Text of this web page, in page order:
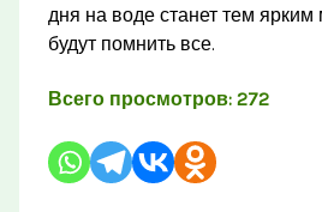
дня на воде станет тем
будут помнить все.
Всего просмотров: 272